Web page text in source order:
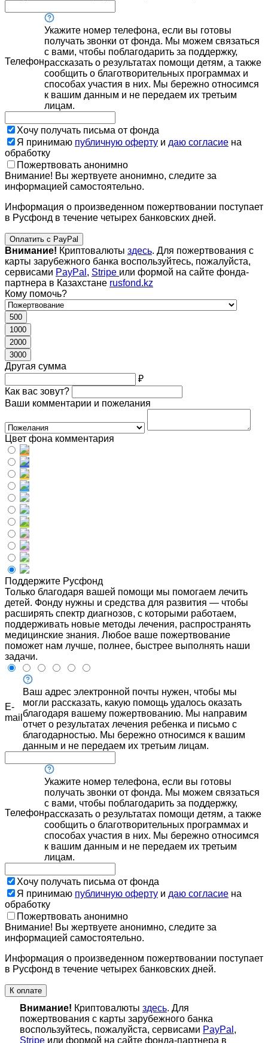
Телефон
Укажите номер телефона, если вы готовы
получать звонки от фонда. Мы можем связаться
с вами, чтобы поблагодарить за поддержку,
рассказать о результатах помощи детям, а также
сообщить о благотворительных программах и
способах участия в них. Мы бережно относимся
к вашим данным и не передаем их третьим
лицам.
Хочу получать письма от фонда
Я принимаю публичную оферту и даю согласие на
обработку
Пожертвовать анонимно
Внимание! Вы жертвуете анонимно, следите за
информацией самостоятельно.
Информация о произведенном пожертвовании поступает
в Русфонд в течение четырех банковских дней.
Оплатить с PayPal
Внимание! Криптовалюты здесь. Для пожертвования с
карты зарубежного банка воспользуйтесь, пожалуйста,
сервисами PayPal , Stripe или формой на сайте фонда-
партнера в Казахстане rusfond.kz
Кому помочь?
500
1000
2000
3000
Другая сумма
₽
Как вас зовут?
Ваши комментарии и пожелания
Цвет фона комментария
Поддержите Русфонд
Только благодаря вашей помощи мы помогаем лечить
детей. Фонду нужны и средства для развития — чтобы
расширять спектр диагнозов, с которыми работаем,
поддерживать новые методы лечения, распространять
медицинские знания. Любое ваше пожертвование
поможет нам лучше, полнее, быстрее выполнять наши
задачи.
E-
mail
Ваш адрес электронной почты нужен, чтобы мы
могли рассказать, какую помощь удалось оказать
благодаря вашему пожертвованию. Мы направим
отчет о результатах лечения ребенка и письмо с
благодарностью. Мы бережно относимся к вашим
данным и не передаем их третьим лицам.
Телефон
Укажите номер телефона, если вы готовы
получать звонки от фонда. Мы можем связаться
с вами, чтобы поблагодарить за поддержку,
рассказать о результатах помощи детям, а также
сообщить о благотворительных программах и
способах участия в них. Мы бережно относимся
к вашим данным и не передаем их третьим
лицам.
Хочу получать письма от фонда
Я принимаю публичную оферту и даю согласие на
обработку
Пожертвовать анонимно
Внимание! Вы жертвуете анонимно, следите за
информацией самостоятельно.
Информация о произведенном пожертвовании поступает
в Русфонд в течение четырех банковских дней.
К оплате
Внимание! Криптовалюты здесь. Для
пожертвования с карты зарубежного банка
воспользуйтесь, пожалуйста, сервисами PayPal ,
Stripe или формой на сайте фонда-партнера в